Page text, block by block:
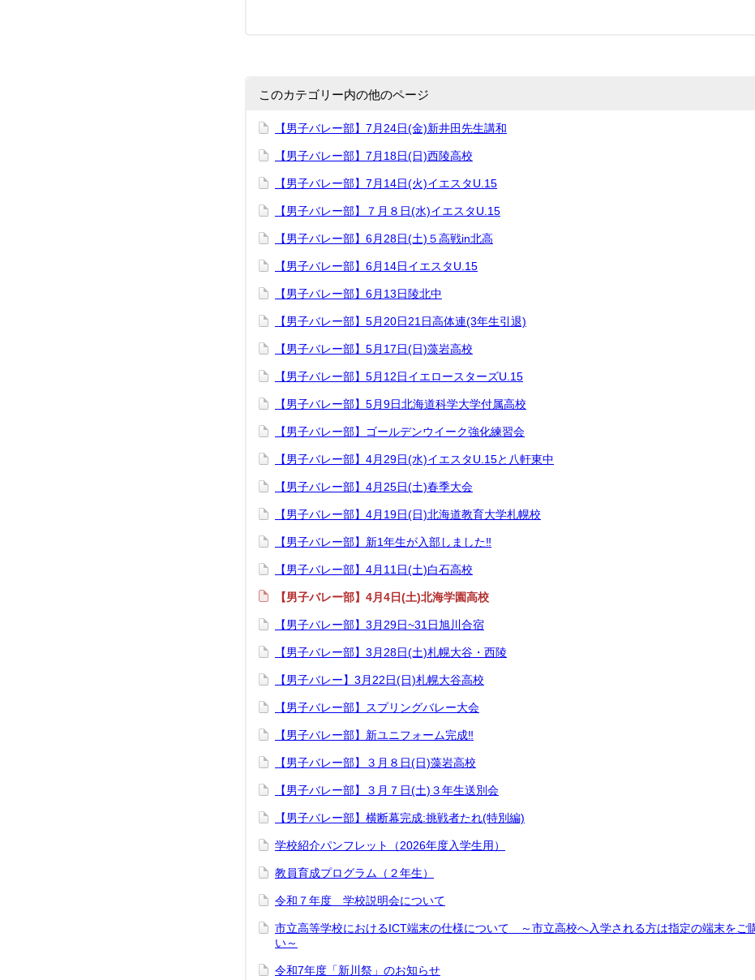
このカテゴリー内の他のページ
【男子バレー部】7月24日(金)新井田先生講和
【男子バレー部】7月18日(日)西陵高校
【男子バレー部】7月14日(火)イエスタU.15
【男子バレー部】７月８日(水)イエスタU.15
【男子バレー部】6月28日(土)５高戦in北高
【男子バレー部】6月14日イエスタU.15
【男子バレー部】6月13日陵北中
【男子バレー部】5月20日21日高体連(3年生引退)
【男子バレー部】5月17日(日)藻岩高校
【男子バレー部】5月12日イエロースターズU.15
【男子バレー部】5月9日北海道科学大学付属高校
【男子バレー部】ゴールデンウイーク強化練習会
【男子バレー部】4月29日(水)イエスタU.15と八軒東中
【男子バレー部】4月25日(土)春季大会
【男子バレー部】4月19日(日)北海道教育大学札幌校
【男子バレー部】新1年生が入部しました‼
【男子バレー部】4月11日(土)白石高校
【男子バレー部】4月4日(土)北海学園高校
【男子バレー部】3月29日~31日旭川合宿
【男子バレー部】3月28日(土)札幌大谷・西陵
【男子バレー】3月22日(日)札幌大谷高校
【男子バレー部】スプリングバレー大会
【男子バレー部】新ユニフォーム完成‼
【男子バレー部】３月８日(日)藻岩高校
【男子バレー部】３月７日(土)３年生送別会
【男子バレー部】横断幕完成:挑戦者たれ(特別編)
学校紹介パンフレット（2026年度入学生用）
教員育成プログラム（２年生）
令和７年度 学校説明会について
市立高等学校におけるICT端末の仕様について ～市立高校へ入学される方は指定の端末をご
い～
令和7年度「新川祭」のお知らせ